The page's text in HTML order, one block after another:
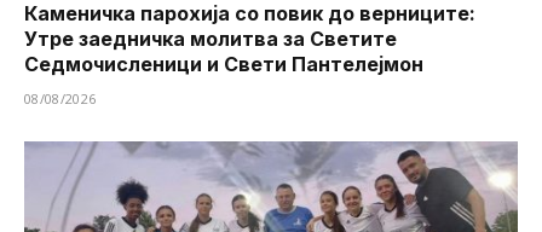
Каменичка парохија со повик до верниците:
Утре заедничка молитва за Светите
Седмочисленици и Свети Пантелејмон
08/08/2026